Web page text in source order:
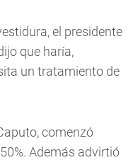
el presidente
que haría,
un tratamiento de
comenzó
Además advirtió